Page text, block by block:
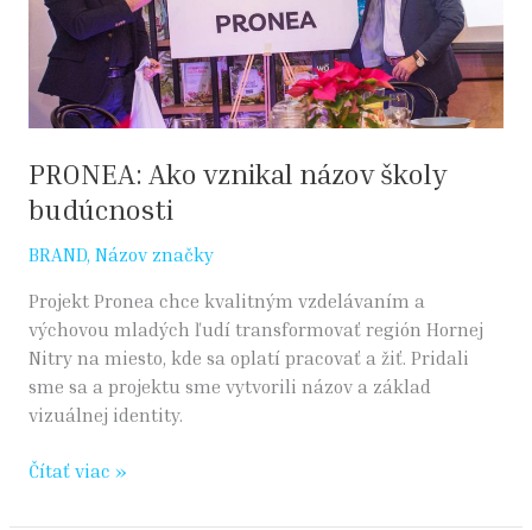
PRONEA: Ako vznikal názov školy
budúcnosti
BRAND, Názov značky
Projekt Pronea chce kvalitným vzdelávaním a
výchovou mladých ľudí transformovať región Hornej
Nitry na miesto, kde sa oplatí pracovať a žiť. Pridali
sme sa a projektu sme vytvorili názov a základ
vizuálnej identity.
budúcnosti
Čítať viac »